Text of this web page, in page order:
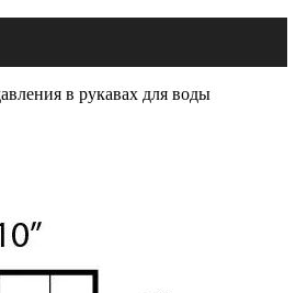
в рукавах для воды